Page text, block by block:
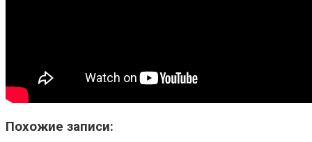
Похожие записи: